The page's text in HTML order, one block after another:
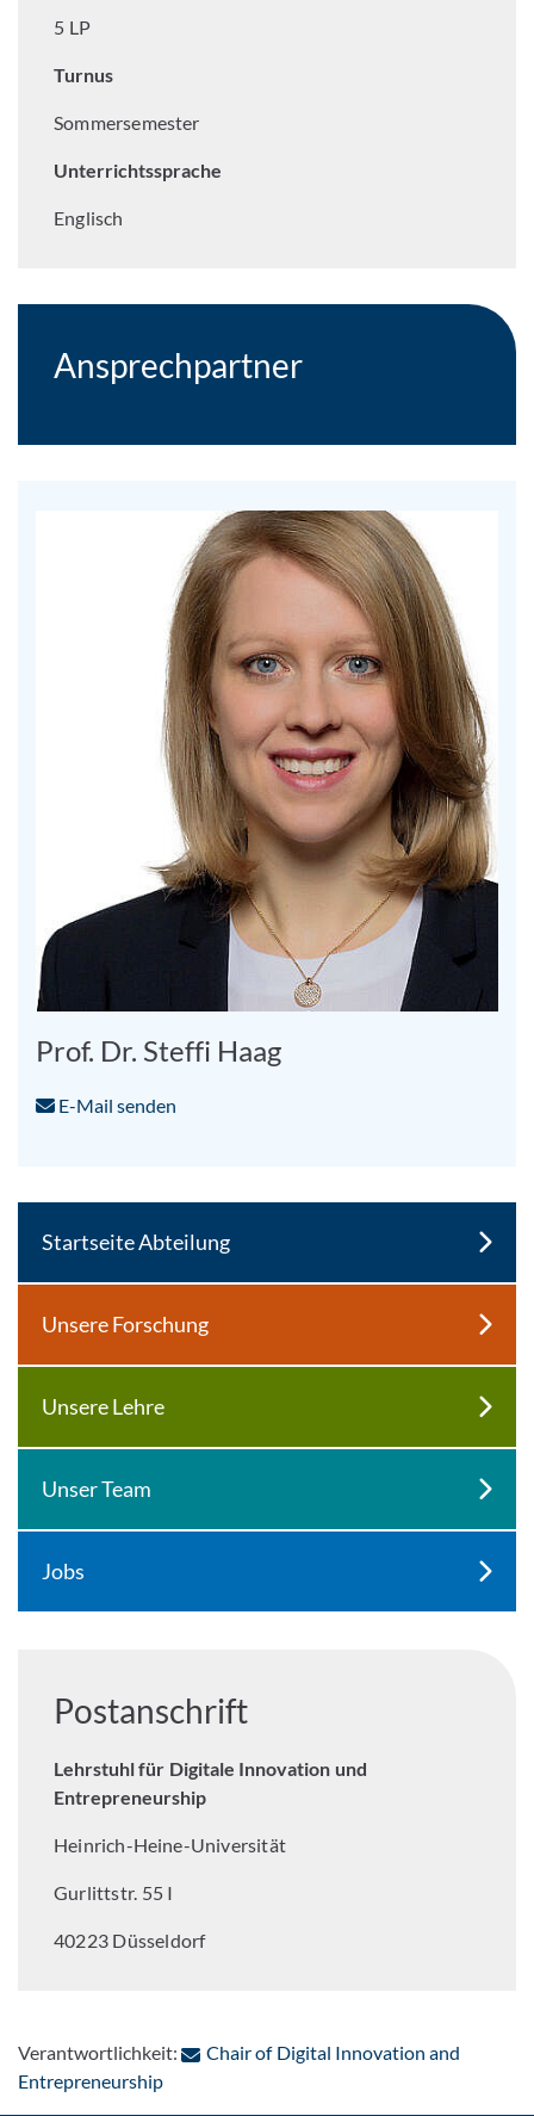
5 LP
Turnus
Sommersemester
Unterrichtssprache
Englisch
Ansprechpartner
Prof. Dr. Steffi Haag
E-Mail senden
Startseite Abteilung
Unsere Forschung
Unsere Lehre
Unser Team
Jobs
Postanschrift
Lehrstuhl für Digitale Innovation und
Entrepreneurship
Heinrich-Heine-Universität
Gurlittstr. 55 I
40223 Düsseldorf
Verantwortlichkeit:
Chair of Digital Innovation and
Entrepreneurship: Per E-Mail kontaktieren